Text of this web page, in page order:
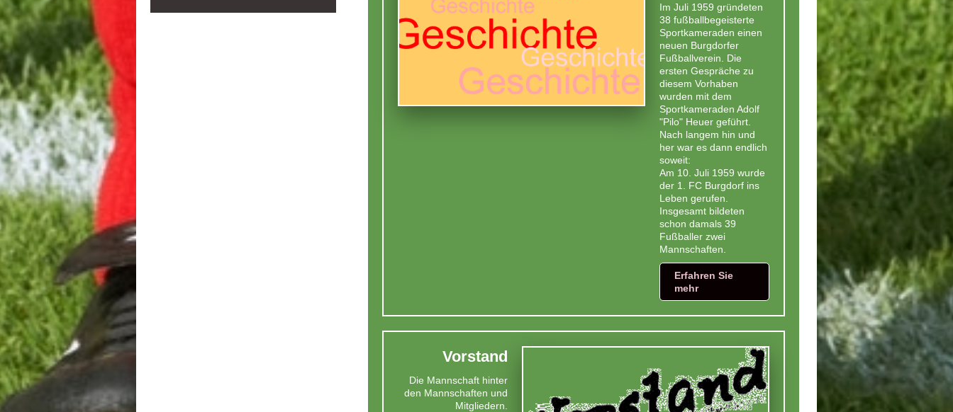
Im Juli 1959 gründeten
38 fußballbegeisterte
Sportkameraden einen
neuen Burgdorfer
Fußballverein. Die
ersten Gespräche zu
diesem Vorhaben
wurden mit dem
Sportkameraden Adolf
"Pilo" Heuer geführt.
Nach langem hin und
her war es dann endlich
soweit:
Am 10. Juli 1959 wurde
der 1. FC Burgdorf ins
Leben gerufen.
Insgesamt bildeten
schon damals 39
Fußballer zwei
Mannschaften.
Erfahren Sie
mehr
Vorstand
Die Mannschaft hinter
den Mannschaften und
Mitgliedern.